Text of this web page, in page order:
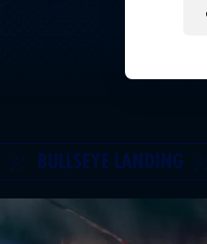
BULLSEYE LANDING